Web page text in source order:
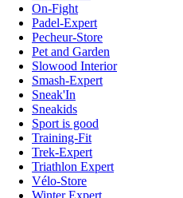
On-Fight
Padel-Expert
Pecheur-Store
Pet and Garden
Slowood Interior
Smash-Expert
Sneak'In
Sneakids
Sport is good
Training-Fit
Trek-Expert
Triathlon Expert
Vélo-Store
Winter Expert